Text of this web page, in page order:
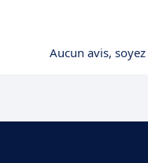
Aucun avis,